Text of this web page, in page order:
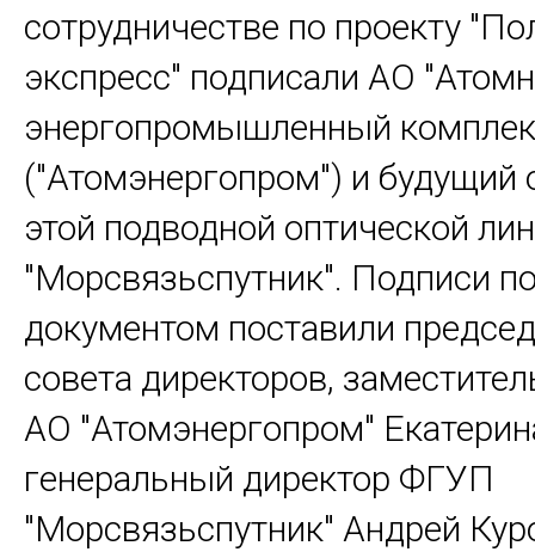
сотрудничестве по проекту
экспресс" подписали АО
энергопромышленный
("Атомэнергопром") и будущий
этой подводной оптической
"Морсвязьспутник". Подписи
документом поставили
совета директоров,
АО "Атомэнергопром"
генеральный директор ФГУП
"Морсвязьспутник" Андрей